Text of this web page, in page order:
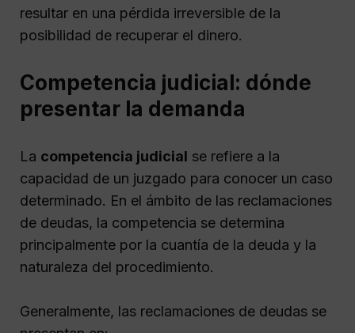
resultar en una pérdida irreversible de la
posibilidad de recuperar el dinero.
Competencia judicial: dónde
presentar la demanda
La competencia judicial se refiere a la
capacidad de un juzgado para conocer un caso
determinado. En el ámbito de las reclamaciones
de deudas, la competencia se determina
principalmente por la cuantía de la deuda y la
naturaleza del procedimiento.
Generalmente, las reclamaciones de deudas se